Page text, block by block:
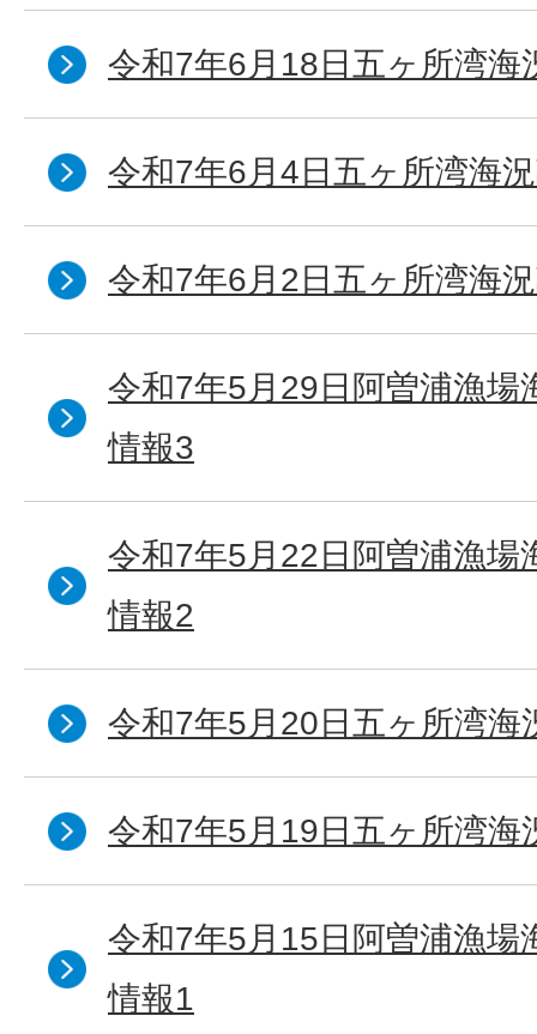
令和7年6月18日五ヶ所湾海
令和7年6月4日五ヶ所湾海
令和7年6月2日五ヶ所湾海
令和7年5月29日阿曽浦漁場
情報3
令和7年5月22日阿曽浦漁場
情報2
令和7年5月20日五ヶ所湾海
令和7年5月19日五ヶ所湾海
令和7年5月15日阿曽浦漁場
情報1